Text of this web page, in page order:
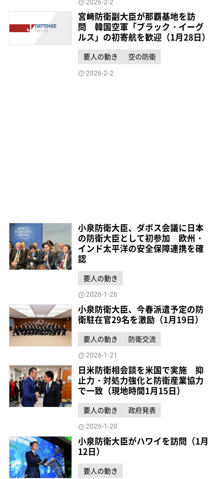
2026-2-2
宮﨑防衛副大臣が那覇基地を訪
問 韓国空軍「ブラック・イーグ
ルス」の初寄航を歓迎（1月28日）
要人の動き 空の防衛
2026-2-2
小泉防衛大臣、ダボス会議に日本
の防衛大臣として初参加 欧州・
インド太平洋の安全保障連携を確
認
要人の動き
2026-1-26
小泉防衛大臣、今春派遣予定の防
衛駐在官29名を激励（1月19日）
要人の動き 防衛交流
2026-1-21
日米防衛相会談を米国で実施 抑
止力・対処力強化と防衛産業協力
で一致（現地時間1月15日）
要人の動き 政府発表
2026-1-20
小泉防衛大臣がハワイを訪問（1月
12日）
要人の動き